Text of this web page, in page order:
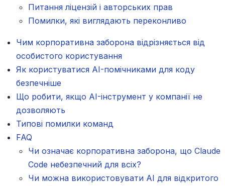
Питання ліцензій і авторських прав
Помилки, які виглядають переконливо
Чим корпоративна заборона відрізняється від
особистого користування
Як користуватися AI-помічниками для коду
безпечніше
Що робити, якщо AI-інструмент у компанії не
дозволяють
Типові помилки команд
FAQ
Чи означає корпоративна заборона, що Claude
Code небезпечний для всіх?
Чи можна використовувати AI для відкритого